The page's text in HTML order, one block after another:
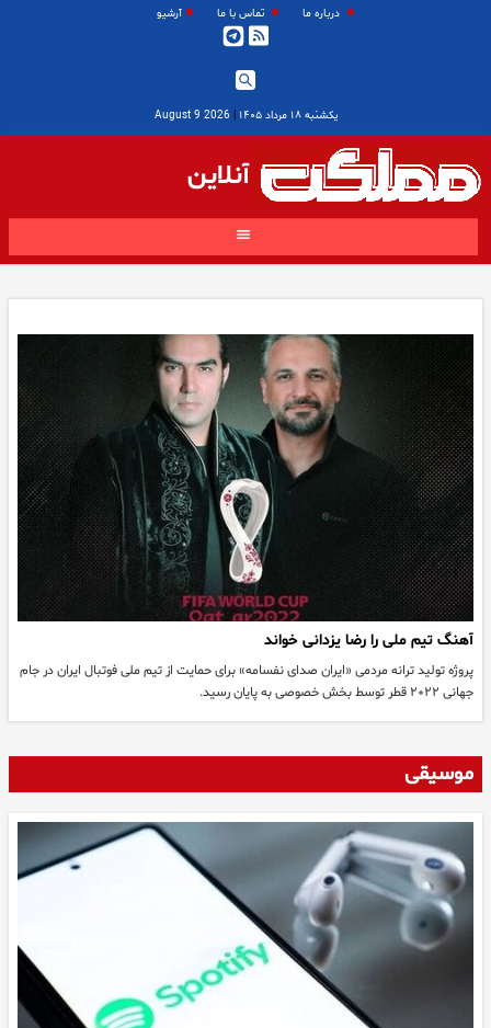
درباره ما تماس با ما آرشیو
یکشنبه ۱۸ مرداد ۱۴۰۵ |
2026 August 9
آنلاین
آهنگ تیم ملی را رضا یزدانی خواند
پروژه تولید ترانه مردمی «ایران صدای نفسامه» برای حمایت از تیم ملی فوتبال ایران در جام
جهانی ۲۰۲۲ قطر توسط بخش خصوصی به پایان رسید.
موسیقی